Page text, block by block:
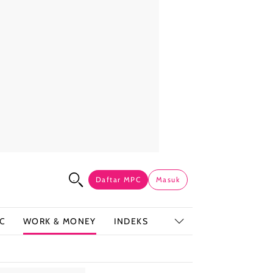
Daftar MPC Masuk
WORK & MONEY INDEKS